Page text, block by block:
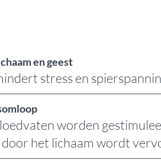
en geest
stress en
worden
het lichaam wordt